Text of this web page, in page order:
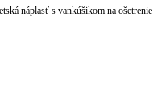
náplasť s vankúšikom na ošetrenie